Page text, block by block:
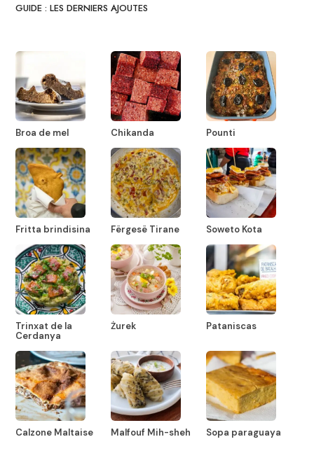
GUIDE : LES DERNIERS AJOUTES
Broa de mel Chikanda Pounti
Fritta brindisina Fërgesë Tirane Soweto Kota
Trinxat de la
Cerdanya
Żurek Pataniscas
Calzone Maltaise Malfouf Mih-sheh Sopa paraguaya